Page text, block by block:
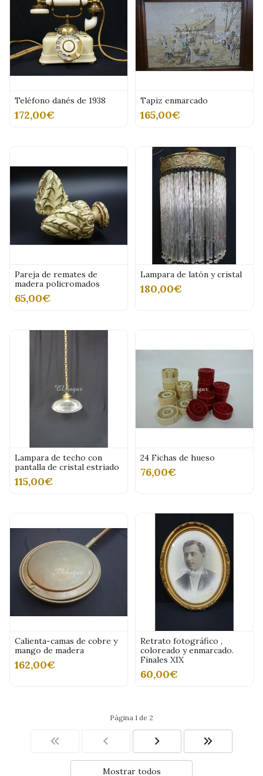
Teléfono danés de 1938
172,00€
Tapiz enmarcado
165,00€
Pareja de remates de
madera policromados
65,00€
Lampara de latón y cristal
180,00€
Lampara de techo con
pantalla de cristal estriado
115,00€
24 Fichas de hueso
76,00€
Calienta-camas de cobre y
mango de madera
162,00€
Retrato fotográfico ,
coloreado y enmarcado.
Finales XIX
60,00€
Página 1 de 2
Mostrar todos